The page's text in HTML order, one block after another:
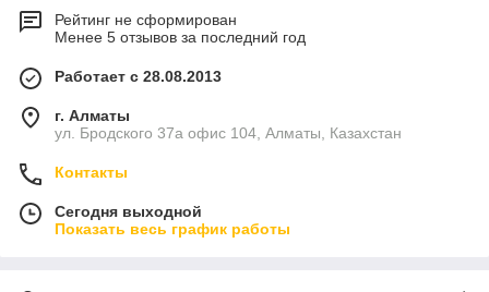
Рейтинг не сформирован
Менее 5 отзывов за последний год
Работает с 28.08.2013
г. Алматы
ул. Бродского 37а офис 104, Алматы, Казахстан
Контакты
Сегодня выходной
Показать весь график работы